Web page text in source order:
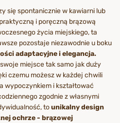
się spontanicznie w kawiarni lub
i poręczną brązową
życia miejskiego, ta
pozostaje niezawodnie u boku
adaptacyjne i elegancja.
miejsce tak samo jak duży
czemu możesz w każdej chwili
wypoczynkiem i kształtować
zgodnie z własnymi
tounikalny design
ochrze - brązowej